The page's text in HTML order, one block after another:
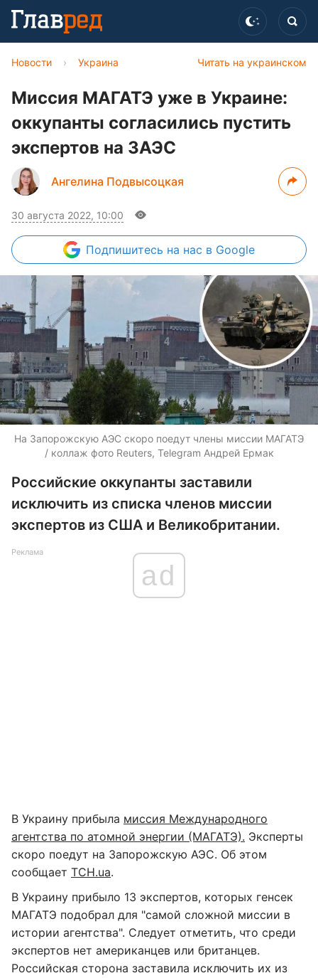
Читать на украинском
Новости › Украина
Миссия МАГАТЭ уже в Украине:
оккупанты согласились пустить
экспертов на ЗАЭС
Ангелина Подвысоцкая
30 августа 2022, 10:00
Подпишитесь на нас в Google
На Запорожскую АЭС скоро поедут члены миссии МАГАТЭ
/ коллаж фото Reuters, Telegram Андрей Ермак
Российские оккупанты заставили
исключить из списка членов миссии
экспертов из США и Великобритании.
Реклама
ad
В Украину прибыла миссия Международного
агентства по атомной энергии (МАГАТЭ). Эксперты
скоро поедут на Запорожскую АЭС. Об этом
сообщает ТСН.uа.
В Украину прибыло 13 экспертов, которых генсек
МАГАТЭ подобрал для "самой сложной миссии в
истории агентства". Следует отметить, что среди
экспертов нет американцев или британцев.
Российская сторона заставила исключить их из